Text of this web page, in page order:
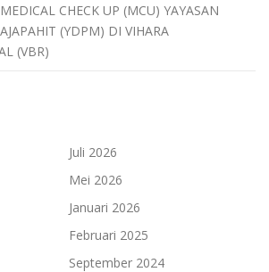
CHECK UP (MCU) YAYASAN
(YDPM) DI VIHARA
(VBR)
Juli 2026
Mei 2026
Januari 2026
Februari 2025
September 2024